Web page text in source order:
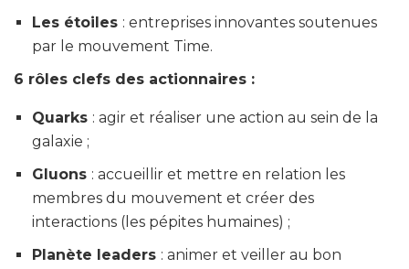
Les étoiles : entreprises innovantes soutenues
par le mouvement Time.
6 rôles clefs des actionnaires :
Quarks : agir et réaliser une action au sein de la
galaxie ;
Gluons : accueillir et mettre en relation les
membres du mouvement et créer des
interactions (les pépites humaines) ;
Planète leaders : animer et veiller au bon